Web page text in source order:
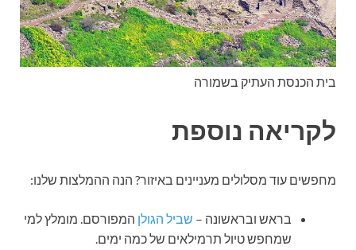
בית הכנסת העתיק בשמורה
לקריאה נוספת
מחפשים עוד מסלולים מעניינים באיזור? הנה ההמלצות שלנו:
בראש ובראשונה – שביל הגולן המפורסם. מומלץ למי
שמחפש טיול תרמילאים של כמה ימים.